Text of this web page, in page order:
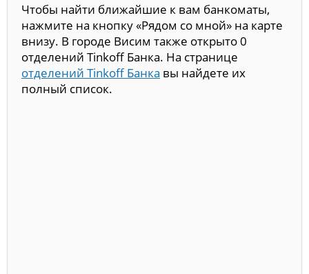
Чтобы найти ближайшие к вам банкоматы,
нажмите на кнопку «Рядом со мной» на карте
внизу. В городе Висим также открыто 0
отделений Tinkoff Банка. На странице
отделений Tinkoff Банка вы найдете их
полный список.